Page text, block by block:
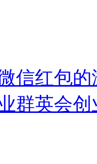
信红包的
群英会